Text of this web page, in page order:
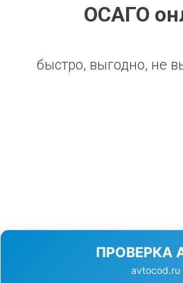
ОСАГО
быстро, выгодно, не
ПРОВЕРКА
avtocod.ru